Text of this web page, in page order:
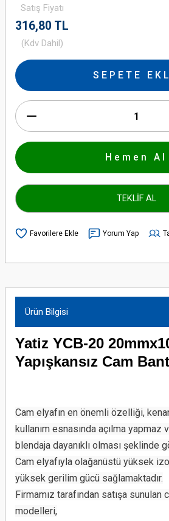
Satış Fiyatı
316,80 TL
(Kdv Dahil)
SEPETE
Hemen Al
TEKLİF AL
Yorum Yap
Ürün Bilgisi
Yatiz YCB-20
Yapışkansız Cam Bant
Cam elyafın en önemli özelliği,
kullanım esnasında açılma yapmaz
blendaja dayanıklı olması şeklinde
Cam elyafıyla olağanüstü yüksek
yüksek gerilim gücü sağlamaktadır.
Firmamız tarafından satışa sunulan
modelleri,